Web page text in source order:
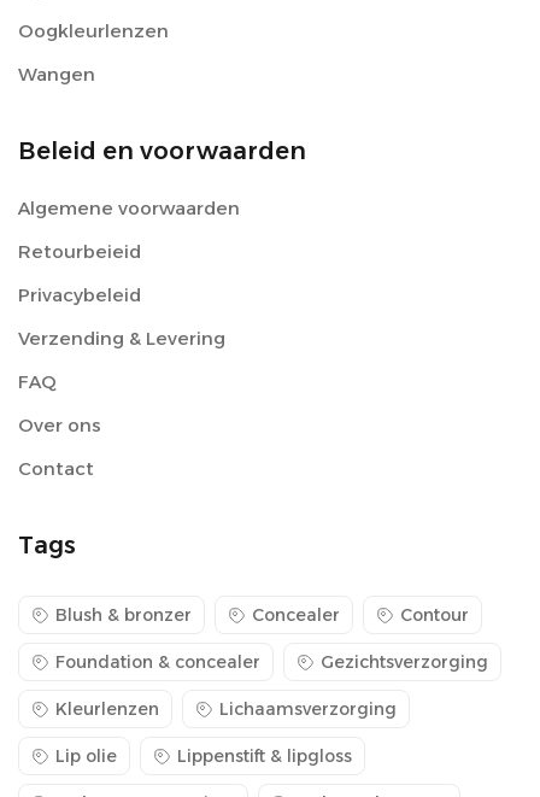
Oogkleurlenzen
Wangen
Beleid en voorwaarden
Algemene voorwaarden
Retourbeieid
Privacybeleid
Verzending & Levering
FAQ
Over ons
Contact
Tags
Blush & bronzer Concealer Contour
Foundation & concealer Gezichtsverzorging
Kleurlenzen Lichaamsverzorging
Lip olie Lippenstift & lipgloss